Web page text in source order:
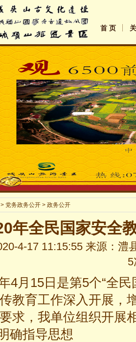
首 页
党务政务公开 > 政务公开
年全民国家安全
4-17 11:15:55 来源：澧
5
4月15日是第5个“全
教育工作深入开展，
求，我单位组织开展
确指导思想